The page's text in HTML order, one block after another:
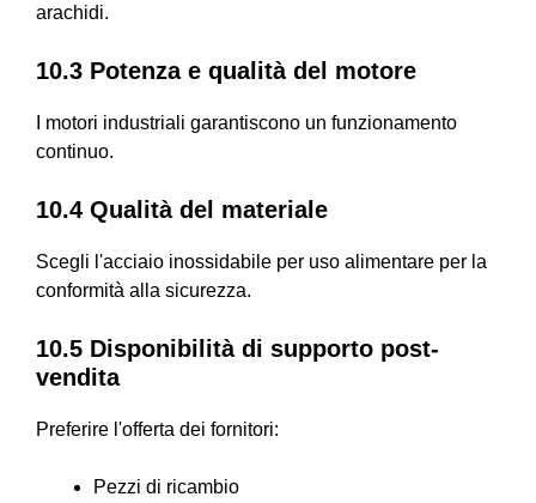
arachidi.
10.3 Potenza e qualità del motore
I motori industriali garantiscono un funzionamento
continuo.
10.4 Qualità del materiale
Scegli l'acciaio inossidabile per uso alimentare per la
conformità alla sicurezza.
10.5 Disponibilità di supporto post-
vendita
Preferire l'offerta dei fornitori:
Pezzi di ricambio